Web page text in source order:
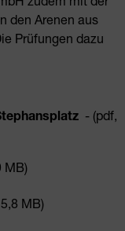
den Arenen aus
Prüfungen dazu
- (pdf,
MB)
MB)